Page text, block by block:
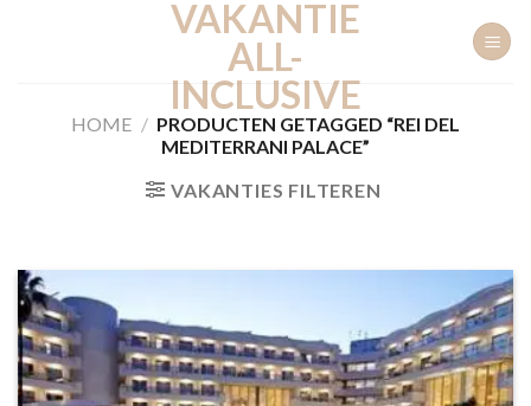
VAKANTIE
ALL-
INCLUSIVE
HOME / PRODUCTEN GETAGGED “REI DEL
MEDITERRANI PALACE”
VAKANTIES FILTEREN